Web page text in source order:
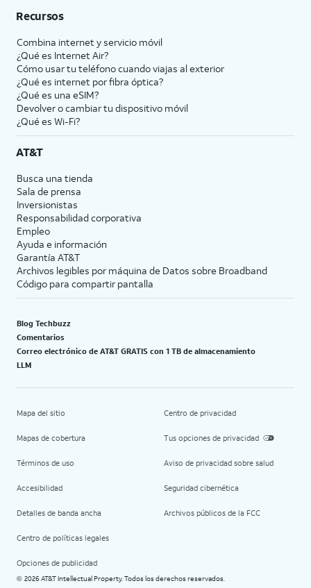
Recursos
Combina internet y servicio móvil
¿Qué es Internet Air?
Cómo usar tu teléfono cuando viajas al exterior
¿Qué es internet por fibra óptica?
¿Qué es una eSIM?
Devolver o cambiar tu dispositivo móvil
¿Qué es Wi-Fi?
AT&T
Busca una tienda
Sala de prensa
Inversionistas
Responsabilidad corporativa
Empleo
Ayuda e información
Garantía AT&T
Archivos legibles por máquina de Datos sobre Broadband
Código para compartir pantalla
Blog Techbuzz
Comentarios
Correo electrónico de AT&T GRATIS con 1 TB de almacenamiento
LLM
Mapa del sitio
Mapas de cobertura
Términos de uso
Accesibilidad
Detalles de banda ancha
Centro de políticas legales
Opciones de publicidad
Centro de privacidad
Tus opciones de privacidad
Aviso de privacidad sobre salud
Seguridad cibernética
Archivos públicos de la FCC
© 2026 AT&T Intellectual Property. Todos los derechos reservados.